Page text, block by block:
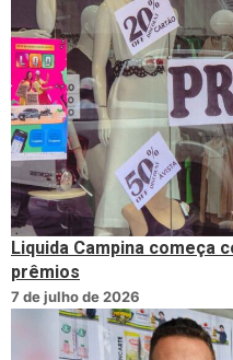
Liquida Campina começa
prêmios
7 de julho de 2026